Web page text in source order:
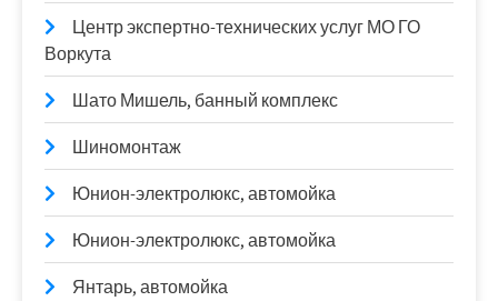
Центр экспертно-технических услуг МО ГО
Воркута
Шато Мишель, банный комплекс
Шиномонтаж
Юнион-электролюкс, автомойка
Юнион-электролюкс, автомойка
Янтарь, автомойка